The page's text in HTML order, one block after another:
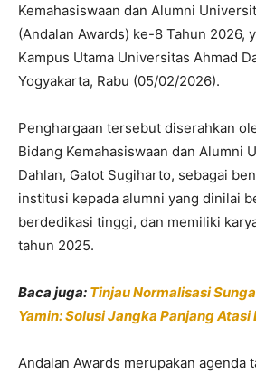
Kemahasiswaan dan Alumni
(Andalan Awards) ke-8 Tahun 2026,
Kampus Utama Universitas Ahmad
Yogyakarta, Rabu (05/02/2026).
Penghargaan tersebut diserahkan
Bidang Kemahasiswaan dan Alumni
Dahlan, Gatot Sugiharto, sebagai
institusi kepada alumni yang dinilai
berdedikasi tinggi, dan memiliki
tahun 2025.
Baca juga: Tinjau Normalisasi
Yamin: Solusi Jangka Panjang Atasi
Andalan Awards merupakan agenda